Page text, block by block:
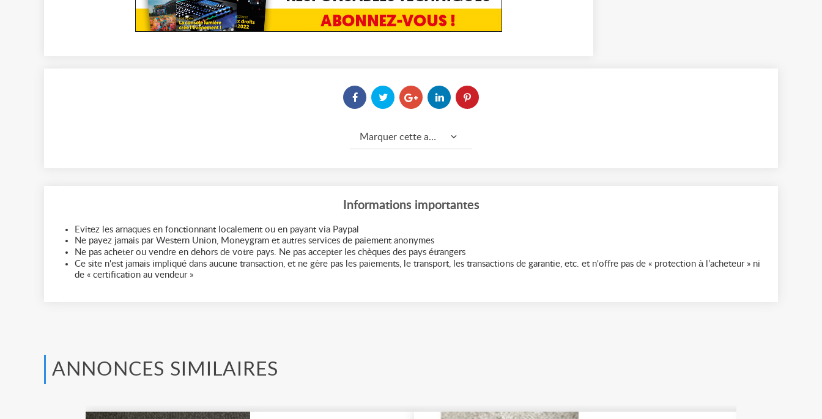
Marquer cette annonce comme...
Informations importantes
Evitez les arnaques en fonctionnant localement ou en payant via Paypal
Ne payez jamais par Western Union, Moneygram et autres services de paiement anonymes
Ne pas acheter ou vendre en dehors de votre pays. Ne pas accepter les chèques des pays étrangers
Ce site n'est jamais impliqué dans aucune transaction, et ne gère pas les paiements, le transport, les transactions de garantie, etc. et n'offre pas de « protection à l’acheteur » ni
de « certification au vendeur »
ANNONCES SIMILAIRES